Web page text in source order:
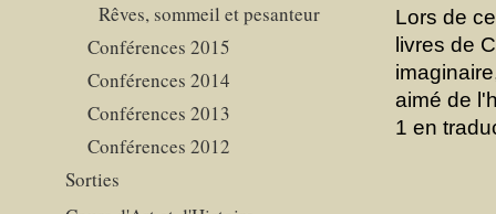
Lors de
livres de
aimé de
1 en
Rêves, sommeil et pesanteur
Conférences 2015
Conférences 2014
Conférences 2013
Conférences 2012
Sorties